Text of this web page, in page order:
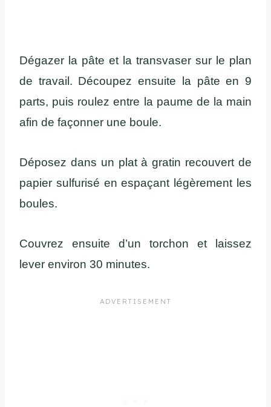
Dégazer la pâte et la transvaser sur le plan
de travail. Découpez ensuite la pâte en 9
parts, puis roulez entre la paume de la main
afin de façonner une boule.
Déposez dans un plat à gratin recouvert de
papier sulfurisé en espaçant légèrement les
boules.
Couvrez ensuite d’un torchon et laissez
lever environ 30 minutes.